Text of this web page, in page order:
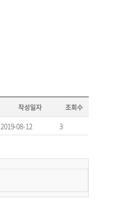
작성일자 조회수
2019-08-12 3